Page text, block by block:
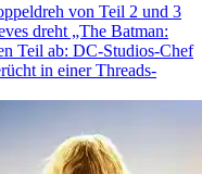
von Teil 2 und 3
dreht „The Batman:
Teil ab: DC-Studios-Chef
in einer Threads-